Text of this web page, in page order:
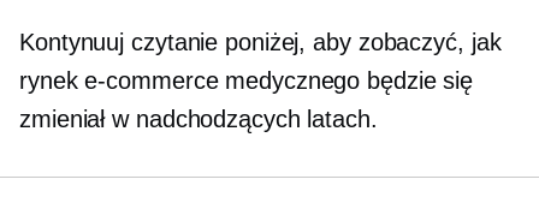
Kontynuuj czytanie poniżej, aby zobaczyć, jak
rynek e-commerce medycznego będzie się
zmieniał w nadchodzących latach.